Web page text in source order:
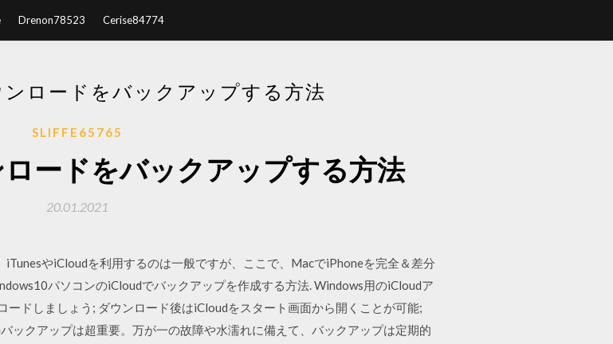
Drenon78523 Cerise84774
ロードをバックアップする方法
SLIFFE65765
ードをバックアップする方法
20.01.2021
やiCloudを利用するのは一般ですが、ここで、MacでiPhoneを完全＆差分
パソコンのiCloudでバックアップを作成する方法. Windows用のiCloudア
ードしましょう; ダウンロード後はiCloudをスタート画面から開くことが可能;
ックアップは超重要。万が一の故障や水濡れに備えて、バックアップは定期的